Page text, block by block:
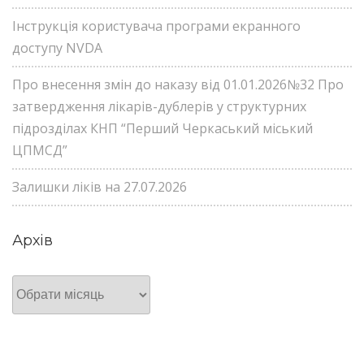
Інструкція користувача програми екранного
доступу NVDA
Про внесення змін до наказу від 01.01.2026№32 Про
затвердження лікарів-дублерів у структурних
підрозділах КНП “Перший Черкаський міський
ЦПМСД”
Залишки ліків на 27.07.2026
Архів
Архів